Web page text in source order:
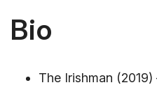
Bio
The Irishman